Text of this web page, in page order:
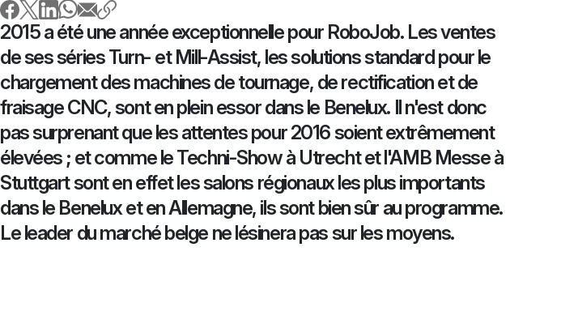
2015 a été une année exceptionnelle pour RoboJob. Les ventes
de ses séries Turn- et Mill-Assist, les solutions standard pour le
chargement des machines de tournage, de rectification et de
fraisage CNC, sont en plein essor dans le Benelux. Il n'est donc
pas surprenant que les attentes pour 2016 soient extrêmement
élevées ; et comme le Techni-Show à Utrecht et l'AMB Messe à
Stuttgart sont en effet les salons régionaux les plus importants
dans le Benelux et en Allemagne, ils sont bien sûr au programme.
Le leader du marché belge ne lésinera pas sur les moyens.